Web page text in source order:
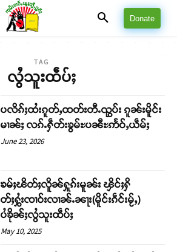
Donate
TAG
လွႆသူးထဵပ်ႈ
ပလိၵ်ႈထႆးၵူတ်ႇထတ်းတီႉၺွပ်း ၵူၼ်းမိူင်း
မၢၼ်ႈ လၵ်ႉႁဵတ်းၶွမ်ႊပၼီႊဢႅဝ်ႇယဵမ်ႈ
June 23, 2026
ၶမ်ႈၽိတ်ႈလိူၼ်ႁူၵ်းမူၼ်း ၾိင်ႈႁိ
တ်ႈႁွႆးၸၢဝ်းလၢၼ်ႉၼႃး(မိူင်းၵဵင်းမႂ်ႇ)
ပႆၶိုၼ်ႈလွႆသူးထဵပ်ႈ
May 10, 2025